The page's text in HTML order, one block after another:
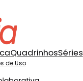
QuadrinhosSéries
de Uso